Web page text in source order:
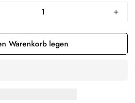
Warenkorb legen
18 years old or older?
not Yes, I am